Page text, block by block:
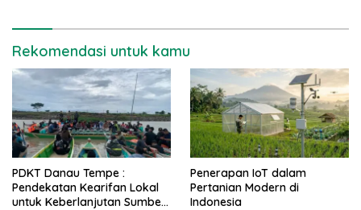
Rekomendasi untuk kamu
PDKT Danau Tempe :
Pendekatan Kearifan Lokal
untuk Keberlanjutan Sumber
Penerapan IoT dalam
Pertanian Modern di
Indonesia